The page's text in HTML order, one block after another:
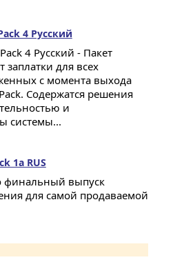
4 Русский
4 Русский - Пакет
для всех
с момента выхода
Cодержатся решения
и
системы...
1а RUS
финальный выпуск
для самой продаваемой